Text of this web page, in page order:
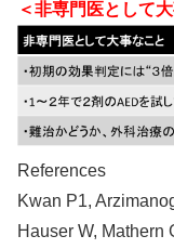
＜非専門医として
References
Kwan P1,
Hauser W, Mathern